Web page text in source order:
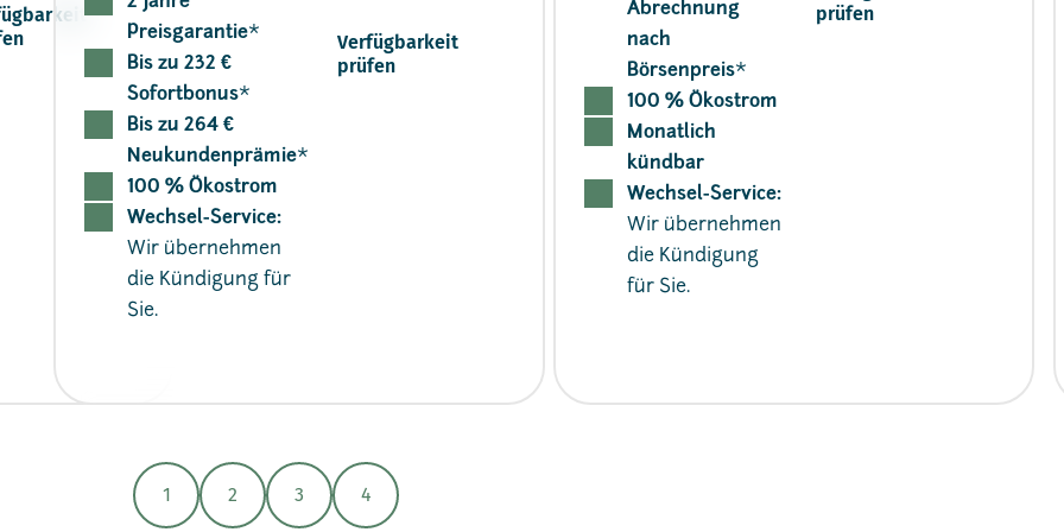
Preisgarantie*
Bis zu 232 €
Sofortbonus*
Bis zu 264 €
Neukundenprämie*
100 % Ökostrom
Wechsel-Service:
Wir übernehmen
die Kündigung für
Sie.
Verfügbarkeit
prüfen
Abrechnung
nach
Börsenpreis*
100 % Ökostrom
Monatlich
kündbar
Wechsel-Service:
Wir übernehmen
die Kündigung
für Sie.
prüfen
1 2 3 4